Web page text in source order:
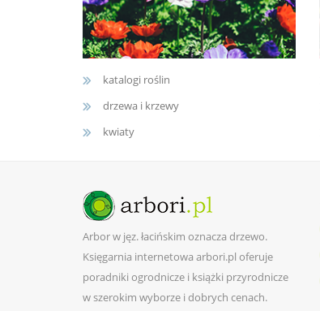
katalogi roślin
drzewa i krzewy
kwiaty
Arbor w jęz. łacińskim oznacza drzewo.
Księgarnia internetowa arbori.pl oferuje
poradniki ogrodnicze i książki przyrodnicze
w szerokim wyborze i dobrych cenach.